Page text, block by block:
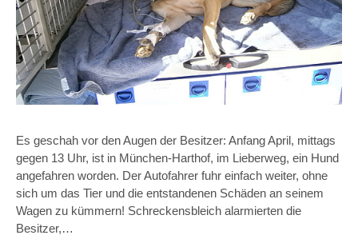
Es geschah vor den Augen der Besitzer: Anfang April, mittags
gegen 13 Uhr, ist in München-Harthof, im Lieberweg, ein Hund
angefahren worden. Der Autofahrer fuhr einfach weiter, ohne
sich um das Tier und die entstandenen Schäden an seinem
Wagen zu kümmern! Schreckensbleich alarmierten die
Besitzer,…